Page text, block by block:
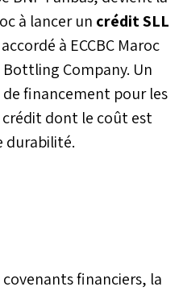
à lancer un crédit SLL
à ECCBC Maroc
Bottling Company. Un
financement pour les
crédit dont le coût est
durabilité.
financiers, la